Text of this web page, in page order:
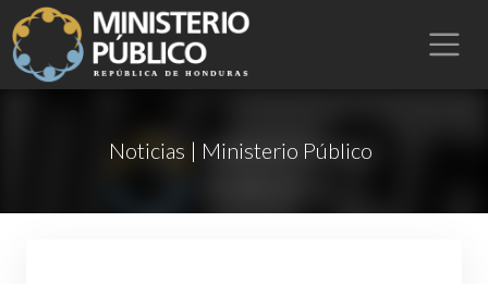
Noticias | Ministerio Público